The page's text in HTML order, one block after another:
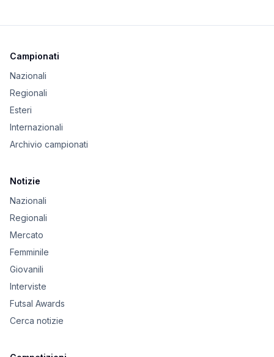
Campionati
Nazionali
Regionali
Esteri
Internazionali
Archivio campionati
Notizie
Nazionali
Regionali
Mercato
Femminile
Giovanili
Interviste
Futsal Awards
Cerca notizie